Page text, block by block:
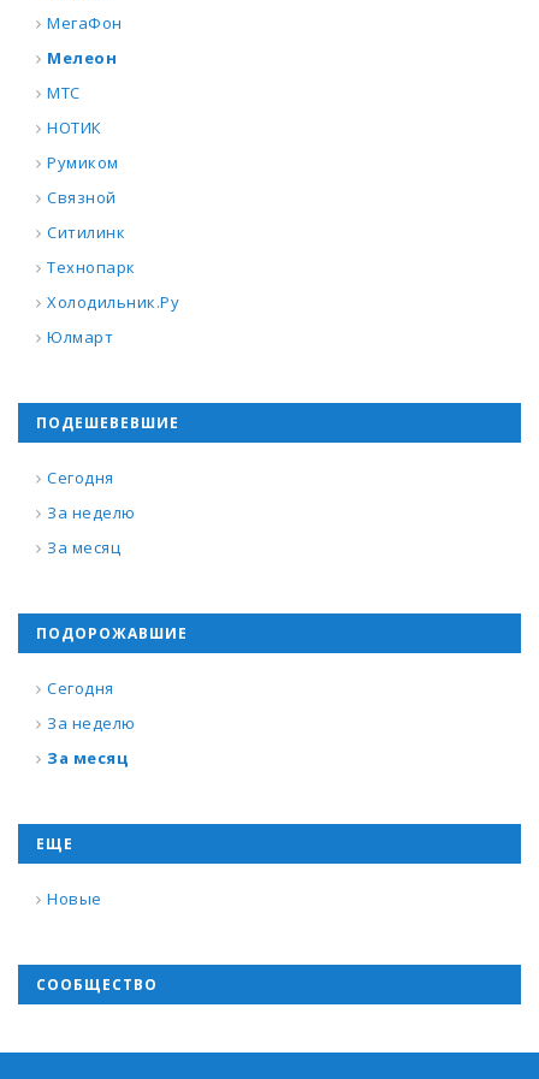
МегаФон
Мелеон
МТС
НОТИК
Румиком
Связной
Ситилинк
Технопарк
Холодильник.Ру
Юлмарт
ПОДЕШЕВЕВШИЕ
Сегодня
За неделю
За месяц
ПОДОРОЖАВШИЕ
Сегодня
За неделю
За месяц
ЕЩЕ
Новые
СООБЩЕСТВО